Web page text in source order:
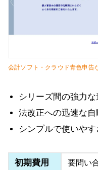
会計ソフト・クラウド青色申告
シリーズ間の強力
法改正への迅速な
シンプルで使いや
初期費用 要問い